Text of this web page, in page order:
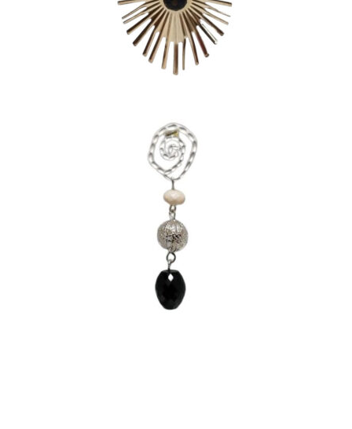
PENDIENTES NEGROS
LARGOS DE INVITADA
PERFECTA
15,00